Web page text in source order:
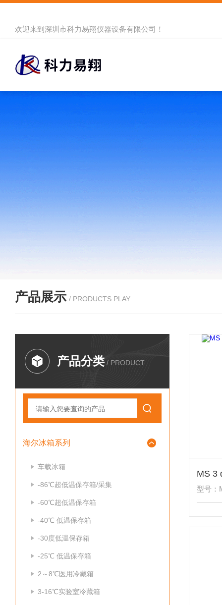
欢迎来到 深圳市科力易翔仪器设备有限公司 ！
产品展示 / PRODUCTS PLAY
产品分类 / PRODUCT
海尔冰箱系列
车载冰箱
-86℃超低温保存箱/采集
-60℃超低温保存箱
-40℃ 低温保存箱
-30度低温保存箱
-25℃ 低温保存箱
2～8℃医用冷藏箱
3-16℃实验室冷藏箱
型号：